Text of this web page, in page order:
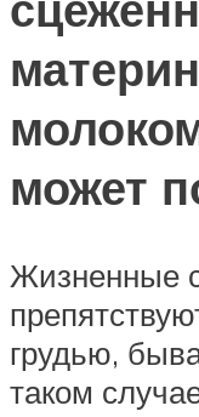
может
Жизненные
грудью,
таком